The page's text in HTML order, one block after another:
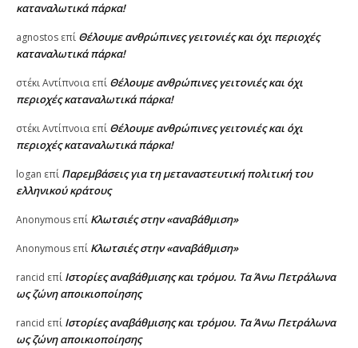
καταναλωτικά πάρκα!
agnostos επί Θέλουμε ανθρώπινες γειτονιές και όχι περιοχές
καταναλωτικά πάρκα!
στέκι Αντίπνοια επί Θέλουμε ανθρώπινες γειτονιές και όχι
περιοχές καταναλωτικά πάρκα!
στέκι Αντίπνοια επί Θέλουμε ανθρώπινες γειτονιές και όχι
περιοχές καταναλωτικά πάρκα!
logan επί Παρεμβάσεις για τη μεταναστευτική πολιτική του
ελληνικού κράτους
Anonymous επί Κλωτσιές στην «αναβάθμιση»
Anonymous επί Κλωτσιές στην «αναβάθμιση»
rancid επί Ιστορίες αναβάθμισης και τρόμου. Τα Άνω Πετράλωνα
ως ζώνη αποικιοποίησης
rancid επί Ιστορίες αναβάθμισης και τρόμου. Τα Άνω Πετράλωνα
ως ζώνη αποικιοποίησης